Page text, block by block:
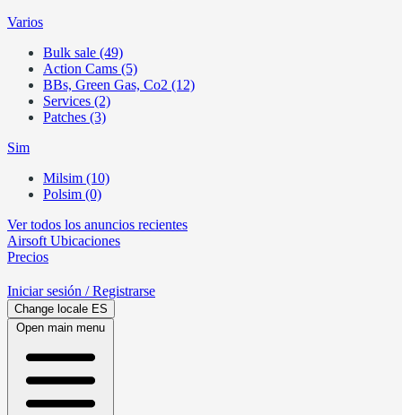
Varios
Bulk sale (49)
Action Cams (5)
BBs, Green Gas, Co2 (12)
Services (2)
Patches (3)
Sim
Milsim (10)
Polsim (0)
Ver todos los anuncios recientes
Airsoft Ubicaciones
Precios
Iniciar sesión / Registrarse
Change locale ES
Open main menu